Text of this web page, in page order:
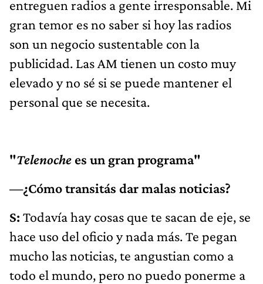
entreguen radios a gente irresponsable. Mi
gran temor es no saber si hoy las radios
son un negocio sustentable con la
publicidad. Las AM tienen un costo muy
elevado y no sé si se puede mantener el
personal que se necesita.
"Telenoche es un gran programa"
—¿Cómo transitás dar malas noticias?
S: Todavía hay cosas que te sacan de eje, se
hace uso del oficio y nada más. Te pegan
mucho las noticias, te angustian como a
todo el mundo, pero no puedo ponerme a